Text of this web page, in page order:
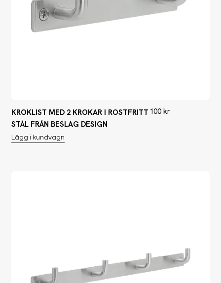
KROKLIST MED 2 KROKAR I ROSTFRITT
STÅL FRÅN BESLAG DESIGN
Lägg i kundvagn
100 kr